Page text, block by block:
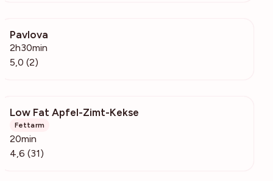
Pavlova
2h30min
5,0 (2)
Low Fat Apfel-Zimt-Kekse
Fettarm
20min
4,6 (31)